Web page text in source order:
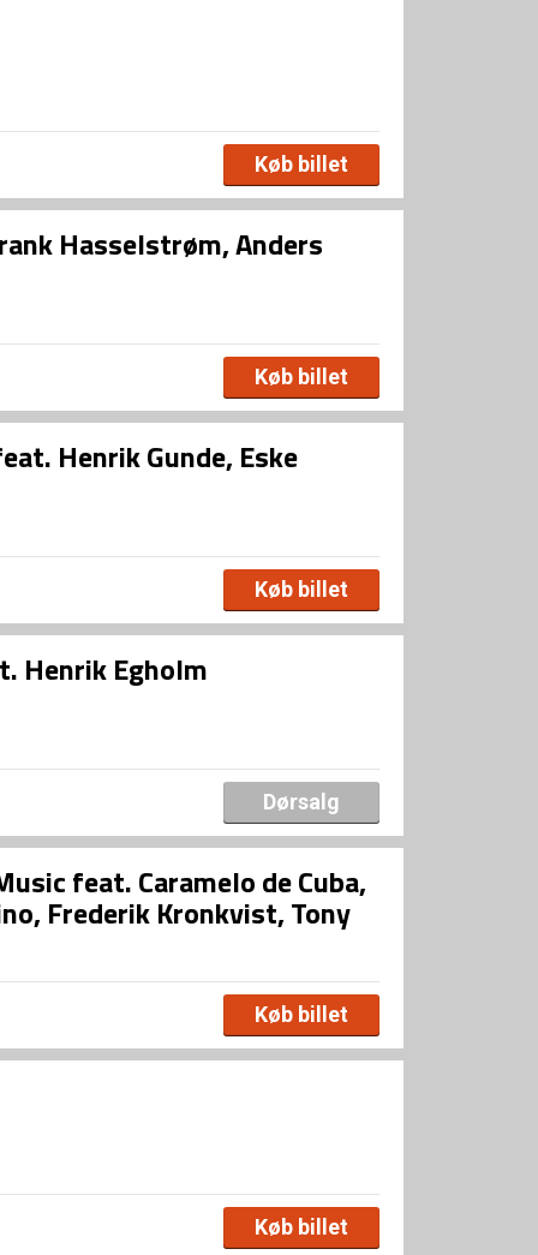
Køb billet
Hasselstrøm, Anders
Køb billet
Henrik Gunde, Eske
Køb billet
Henrik Egholm
Dørsalg
feat. Caramelo de Cuba,
Frederik Kronkvist, Tony
Køb billet
Køb billet